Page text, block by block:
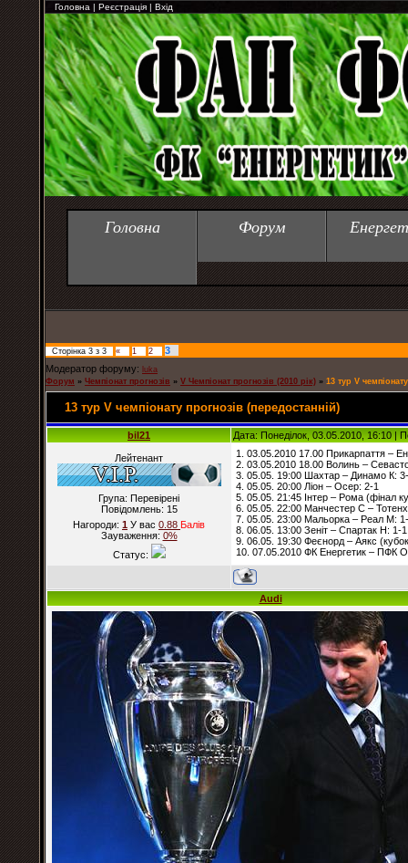
Головна | Реєстрація | Вхід
Головна Форум
Сторінка 3 з 3 « 1 2
3
Модератор форуму: luka
Форум » Чемпіонат прогнозів » V Чемпіонат прогнозів (2010 рік) » 13 тур V
13 тур V чемпіонату прогнозів (передостанній)
bil21 Дата: Понеділок, 03.05.2010, 16:10 |
Лейтенант
Група: Перевірені
Повідомлень: 15
Нагороди: 1 У вас 0.88 Балiв
Зауваження: 0%
Статус:
1. 03.05.2010 17.00 Прикарпаття –
2. 03.05.2010 18.00 Волинь –
3. 05.05. 19:00 Шахтар – Динамо К:
4. 05.05. 20:00 Ліон – Осер: 2-1
5. 05.05. 21:45 Інтер – Рома (фінал
6. 05.05. 22:00 Манчестер С –
7. 05.05. 23:00 Мальорка – Реал М:
8. 06.05. 13:00 Зеніт – Спартак Н: 1-1
9. 06.05. 19:30 Феєнорд – Аякс
10. 07.05.2010 ФК Енергетик – ПФК
Audi